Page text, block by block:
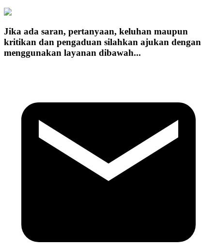
Jika ada saran, pertanyaan, keluhan maupun
kritikan dan pengaduan silahkan ajukan dengan
menggunakan layanan dibawah...